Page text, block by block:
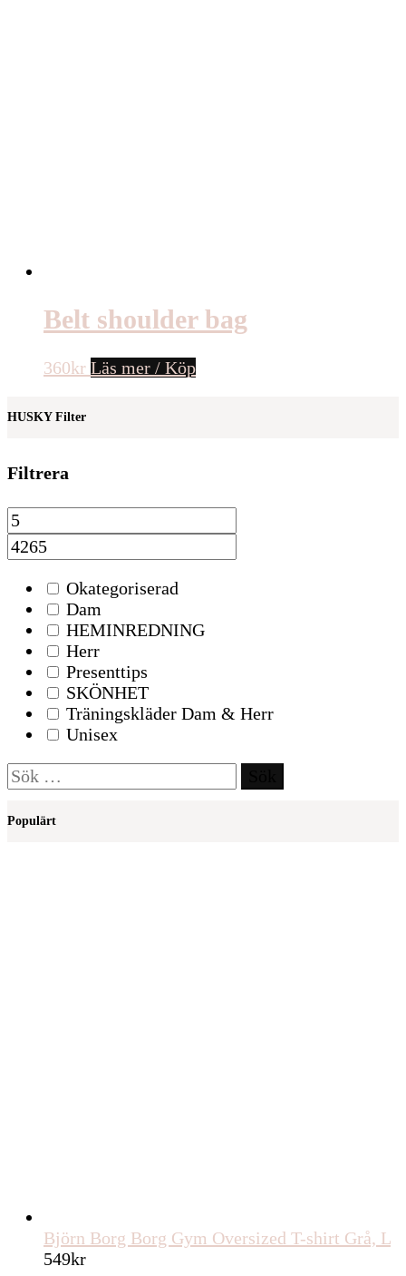
Belt shoulder bag
360kr Läs mer / Köp
HUSKY Filter
Filtrera
Okategoriserad
Dam
HEMINREDNING
Herr
Presenttips
SKÖNHET
Träningskläder Dam & Herr
Unisex
Sök
efter:
Populärt
Björn Borg Borg Gym Oversized T-shirt Grå, L
549kr